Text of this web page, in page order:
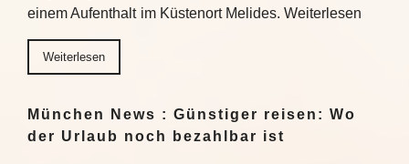
einem Aufenthalt im Küstenort Melides. Weiterlesen
Weiterlesen
München News : Günstiger reisen: Wo
der Urlaub noch bezahlbar ist